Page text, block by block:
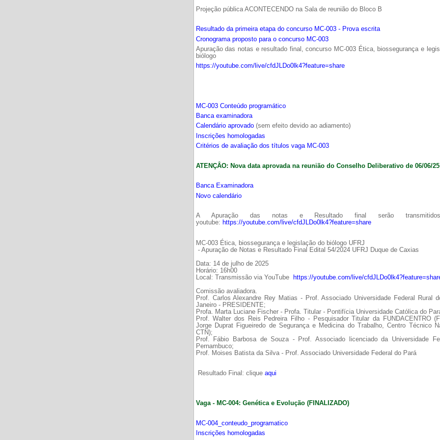
Projeção pública ACONTECENDO na Sala de reunião do Bloco B
Resultado da primeira etapa do concurso MC-003 - Prova escrita
Cronograma proposto para o concurso MC-003
Apuração das notas e resultado final, concurso MC-003 Ética, biossegurança e
biólogo
https://youtube.com/live/cfdJLDo0lk4?feature=share
MC-003 Conteúdo programático
Banca examinadora
Calendário aprovado(sem efeito devido ao adiamento)
Inscrições homologadas
Critérios de avaliação dos títulos vaga MC-003
ATENÇÂO: Nova data aprovada na reunião do Conselho Deliberativo de 06/06/25
Banca Examinadora
Novo calendário
A Apuração das notas e Resultado final serão
youtube: https://youtube.com/live/cfdJLDo0lk4?feature=share
MC-003 Ética, biossegurança e legislação do biólogo UFRJ
- Apuração de Notas e Resultado Final Edital 54/2024 UFRJ Duque de Caxias
Data: 14 de julho de 2025
Horário: 16h00
Local: Transmissão via YouTube
https://youtube.com/live/
Comissão avaliadora.
Prof. Carlos Alexandre Rey Matias - Prof. Associado Universidade Federal Rural
Janeiro - PRESIDENTE;
Profa. Marta Luciane Fischer - Profa. Titular - Pontifícia Universidade Católica do
Prof. Walter dos Reis Pedreira Filho - Pesquisador Titular da FUNDACENTRO
Jorge Duprat Figueiredo de Segurança e Medicina do Trabalho, Centro Técnico
CTN);
Prof. Fábio Barbosa de Souza - Prof. Associado licenciado da Universidade
Pernambuco;
Prof. Moises Batista da Silva - Prof. Associado Universidade Federal do Pará
Resultado Final: clique aqui
Vaga - MC-004: Genética e Evolução (FINALIZADO)
MC-004_conteudo_programatico
Inscrições homologadas